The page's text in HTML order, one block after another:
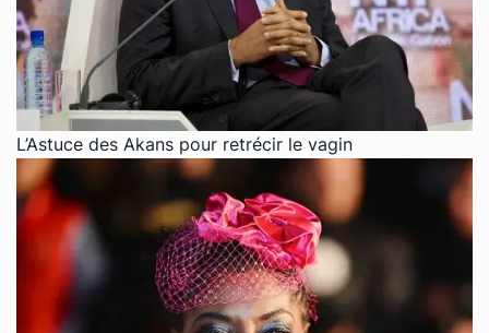
L’Astuce des Akans pour retrécir le vagin